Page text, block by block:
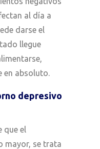
al día a
darse el
llegue
en absoluto.
depresivo
que el
mayor, se trata